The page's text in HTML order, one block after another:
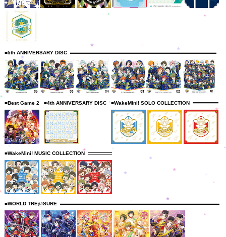
■5th ANNIVERSARY DISC
■Best Game 2 ■4th ANNIVERSARY DISC ■WakeMini! SOLO COLLECTION
■WakeMini! MUSIC COLLECTION
■WORLD TRE@SURE